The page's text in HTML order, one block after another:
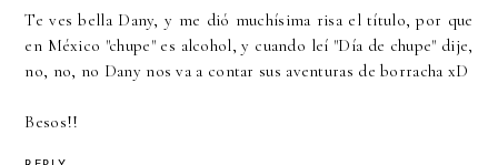
Te ves bella Dany, y me dió muchísima risa el título, por que
en México "chupe" es alcohol, y cuando leí "Día de chupe" dije,
no, no, no Dany nos va a contar sus aventuras de borracha xD
Besos!!